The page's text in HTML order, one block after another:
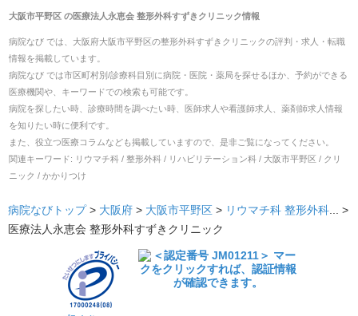
大阪市平野区の医療法人永恵会 整形外科すずきクリニック情報
病院なび では、 大阪府大阪市平野区の整形外科すずきクリニックの評判・求人・転職
情報を掲載しています。
病院なび では市区町村別/診療科目別に病院・医院・薬局を探せるほか、予約ができる
医療機関や、キーワードでの検索も可能です。
病院を探したい時、診療時間を調べたい時、医師求人や看護師求人、薬剤師求人情報
を知りたい時に便利です。
また、役立つ医療コラムなども掲載していますので、是非ご覧になってください。
関連キーワード: リウマチ科 / 整形外科 / リハビリテーション科 / 大阪市平野区 / クリ
ニック / かかりつけ
病院なびトップ> 大阪府 > 大阪市平野区 > リウマチ科 整形外科 ... >
医療法人永恵会 整形外科すずきクリニック